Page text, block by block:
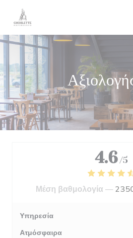
Πίνακας διαχείρισης "Μπισκότων"
4.6 /5
Μέση βαθμολογία —
Υπηρεσία
Ατμόσφαιρα